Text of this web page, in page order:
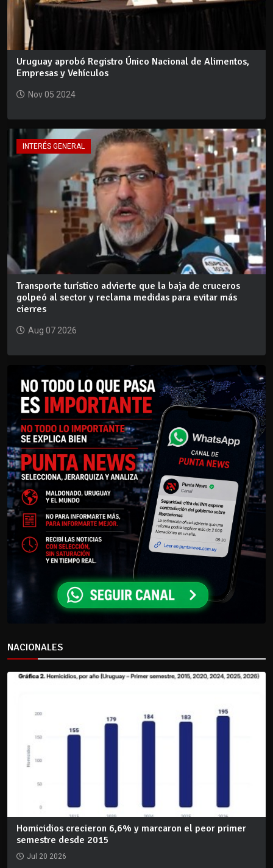
Uruguay aprobó Registro Único Nacional de Alimentos,
Empresas y Vehículos
Nov 05 2024
INTERÉS GENERAL
Transporte turístico advierte que la baja de cruceros
golpeó al sector y reclama medidas para evitar más
cierres
Aug 07 2026
NACIONALES
Homicidios crecieron 6,6% y marcaron el peor primer
semestre desde 2015
Jul 20 2026